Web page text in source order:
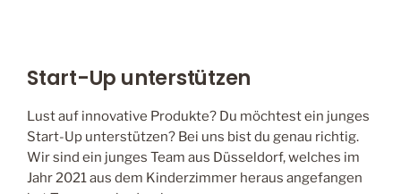
Start-Up unterstützen
Lust auf innovative Produkte? Du möchtest ein junges
Start-Up unterstützen? Bei uns bist du genau richtig.
Wir sind ein junges Team aus Düsseldorf, welches im
Jahr 2021 aus dem Kinderzimmer heraus angefangen